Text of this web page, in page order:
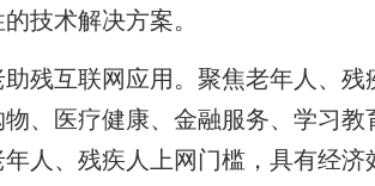
技术解决方案。
互联网应用。聚焦老年人、残
、医疗健康、金融服务、学习
人、残疾人上网门槛，具有经